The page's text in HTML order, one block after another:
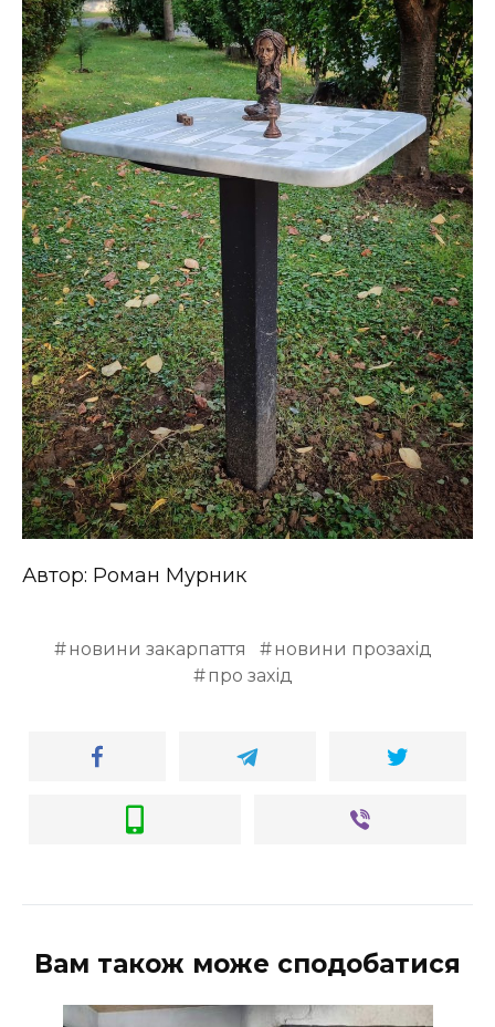
Автор: Роман Мурник
новини закарпаття
новини прозахід
про захід
Вам також може сподобатися